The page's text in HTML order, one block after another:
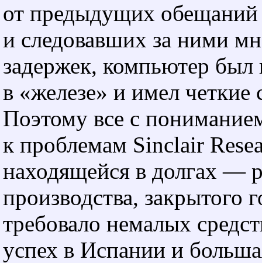
от предыдущих
и следовавших за ними
задержек, компьютер был
в «железе» и имел
Поэтому все с
к проблемам Sinclair
находящейся в долгах —
производства, закрытого
требовало немалых
успех в Испании и